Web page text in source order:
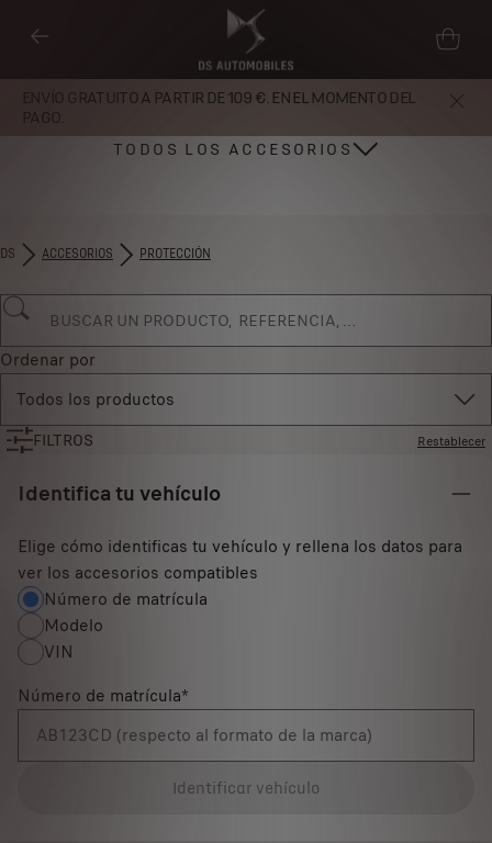
ENVÍO GRATUITO A PARTIR DE 109 €. EN EL MOMENTO DEL
PAGO.
TODOS LOS ACCESORIOS
DS ACCESORIOS PROTECCIÓN
Ordenar por
Todos los productos
FILTROS Restablecer
Identifica tu vehículo
Elige cómo identificas tu vehículo y rellena los datos para
ver los accesorios compatibles
Número de matrícula
Modelo
VIN
Número de matrícula*
Identificar vehículo